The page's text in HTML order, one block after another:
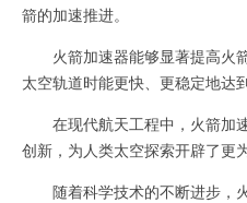
箭的加速推进。
火箭加速器能够显著提高火
太空轨道时能更快、更稳定地达
在现代航天工程中，火箭加
创新，为人类太空探索开辟了更
随着科学技术的不断进步，